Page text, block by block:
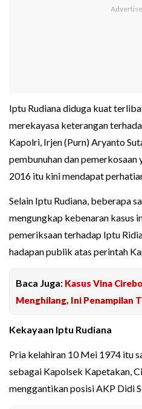
Iptu Rudiana diduga kuat
merekayasa keterangan
Kapolri, Irjen (Purn) Aryanto
pembunuhan dan pemerkosaan
2016 itu kini mendapat
Selain Iptu Rudiana, beberapa
mengungkap kebenaran kasus
pemeriksaan terhadap Iptu
hadapan publik atas perintah
Baca Juga: Kasus Vina
Menghilang, Ini Penampilan
Kekayaan Iptu Rudiana
Pria kelahiran 10 Mei 1974 itu
sebagai Kapolsek Kapetakan,
menggantikan posisi AKP Didi